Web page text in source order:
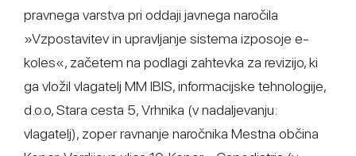
pravnega varstva pri oddaji javnega naročila
»Vzpostavitev in upravljanje sistema izposoje e-
koles«, začetem na podlagi zahtevka za revizijo, ki
ga vložil vlagatelj MM IBIS, informacijske tehnologije,
d.o.o, Stara cesta 5, Vrhnika (v nadaljevanju:
vlagatelj), zoper ravnanje naročnika Mestna občina